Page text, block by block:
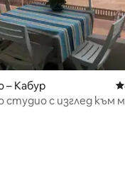
от 5, 185 отзива
– Кабур
студио с изглед към